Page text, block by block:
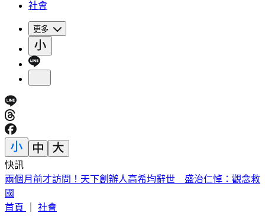
社會
更多
快訊
川普簽公告「劍指中國」！多晶矽15%關稅 12/4上路
首頁